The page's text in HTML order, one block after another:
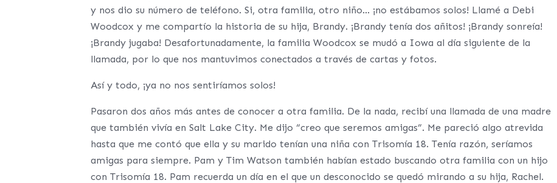
y nos dio su número de teléfono. Si, otra familia, otro niño… ¡no estábamos solos! Llamé a Debi
Woodcox y me compartío la historia de su hija, Brandy. ¡Brandy tenía dos añitos! ¡Brandy sonreía!
¡Brandy jugaba! Desafortunadamente, la familia Woodcox se mudó a Iowa al día siguiente de la
llamada, por lo que nos mantuvimos conectados a través de cartas y fotos.
Así y todo, ¡ya no nos sentiríamos solos!
Pasaron dos años más antes de conocer a otra familia. De la nada, recibí una llamada de una madre
que también vivía en Salt Lake City. Me dijo “creo que seremos amigas”. Me pareció algo atrevida
hasta que me contó que ella y su marido tenían una niña con Trisomía 18. Tenía razón, seríamos
amigas para siempre. Pam y Tim Watson también habían estado buscando otra familia con un hijo
con Trisomía 18. Pam recuerda un día en el que un desconocido se quedó mirando a su hija, Rachel.